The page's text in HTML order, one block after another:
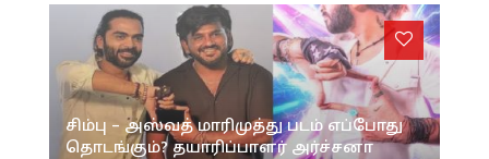
சிம்பு – அஸ்வத் மாரிமுத்து படம் எப்போது
தொடங்கும்? தயாரிப்பாளர் அர்ச்சனா